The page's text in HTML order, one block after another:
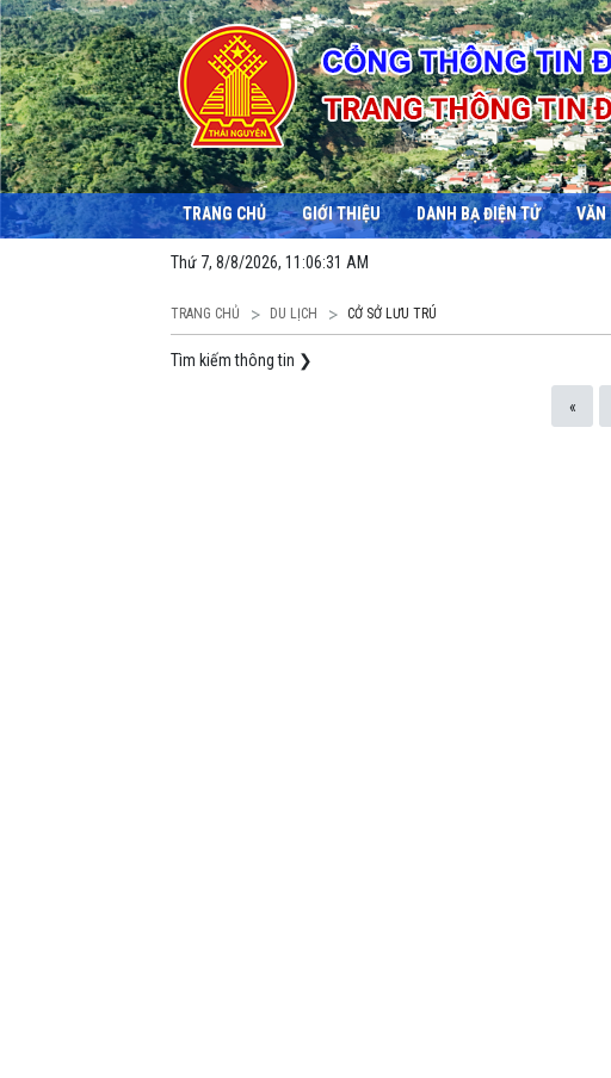
TRANG CHỦ GIỚI THIỆU DANH BẠ ĐIỆN TỬ VĂN
Thứ 7, 8/8/2026, 11:06:32 AM
TRANG CHỦ DU LỊCH CỞ SỞ LƯU TRÚ
Tìm kiếm thông tin ❯
«